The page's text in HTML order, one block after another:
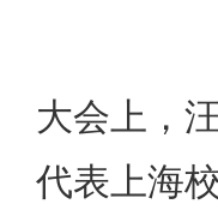
大会上，
代表上海